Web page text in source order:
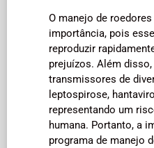
O manejo de
importância, pois
reproduzir
prejuízos. Além
transmissores de
leptospirose,
representando um
humana. Portanto, a
programa de manejo